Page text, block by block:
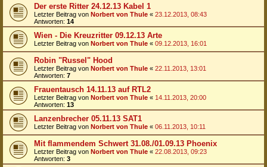
Der erste Ritter 24.12.13 Kabel 1
Letzter Beitrag von Norbert von Thule « 23.12.2013, 08:43
Antworten: 14
Wien - Die Kreuzritter 09.12.13 Arte
Letzter Beitrag von Norbert von Thule « 09.12.2013, 16:01
Robin "Russel" Hood
Letzter Beitrag von Norbert von Thule « 22.11.2013, 13:01
Antworten: 7
Frauentausch 14.11.13 auf RTL2
Letzter Beitrag von Norbert von Thule « 14.11.2013, 20:00
Antworten: 13
Lanzenbrecher 05.11.13 SAT1
Letzter Beitrag von Norbert von Thule « 06.11.2013, 10:11
Mit flammendem Schwert 31.08./01.09.13 Phoenix
Letzter Beitrag von Norbert von Thule « 22.08.2013, 09:23
Antworten: 3